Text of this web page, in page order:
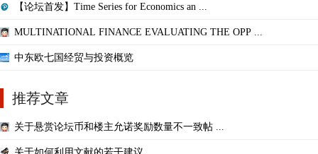
【论坛首发】Time Series for Economics an ...
MULTINATIONAL FINANCE EVALUATING THE OPP ...
中东欧七国经贸与投资概览
推荐文章
关于悬赏论坛币和楼主允诺奖励数量不一致帖 ...